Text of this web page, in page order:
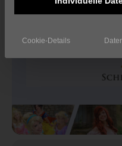
Cookie-Details